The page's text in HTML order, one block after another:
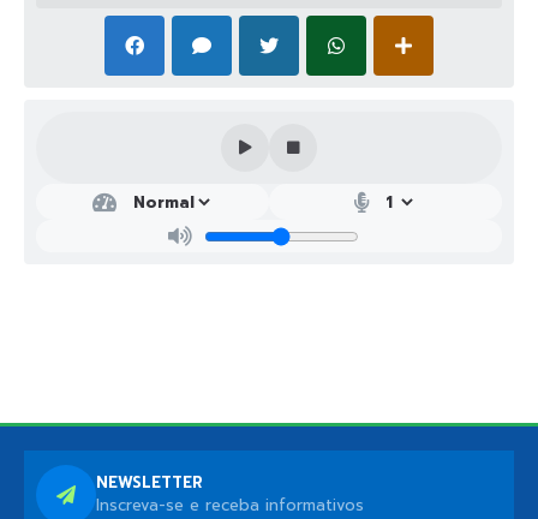
NEWSLETTER
Inscreva-se e receba informativos